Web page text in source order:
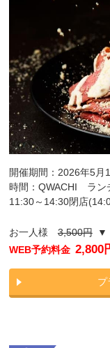
開催期間：2026年5
時間：QWACHI ラン
11:30～14:30閉店
お一人様3,500円▼
WEB予約料金 2,800
プ